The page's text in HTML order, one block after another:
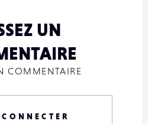
UN
COMMENTAIRE